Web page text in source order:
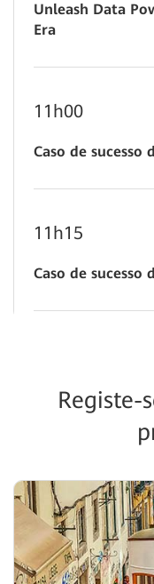
Unleash Data
Era
11h00
Caso de sucesso
11h15
Caso de sucesso
NIS2 & Supply
are the
11h45
Roadshow Truck
Registe-